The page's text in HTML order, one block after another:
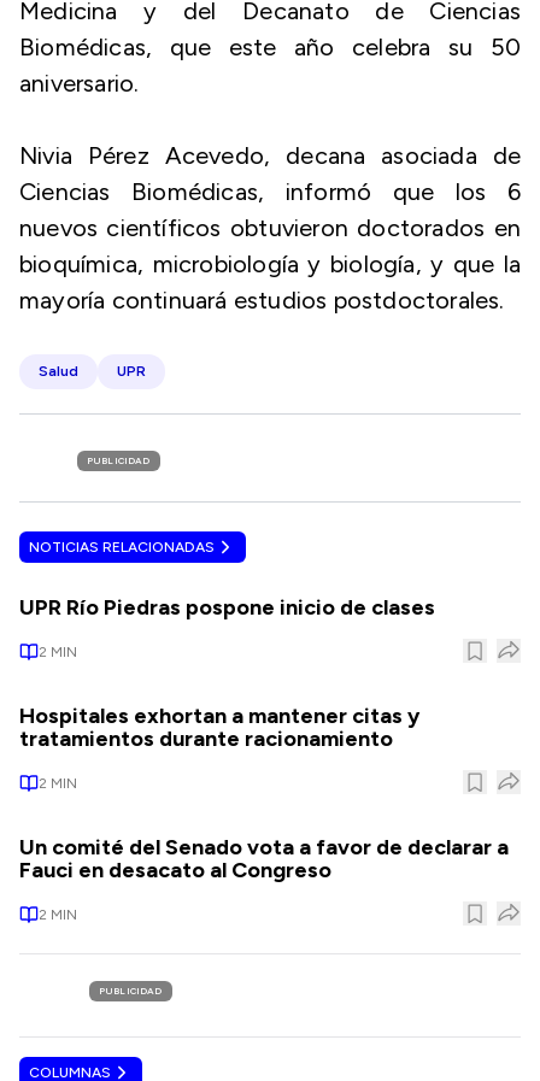
Medicina y del Decanato de Ciencias
Biomédicas, que este año celebra su 50
aniversario.
Nivia Pérez Acevedo, decana asociada de
Ciencias Biomédicas, informó que los 6
nuevos científicos obtuvieron doctorados en
bioquímica, microbiología y biología, y que la
mayoría continuará estudios postdoctorales.
Salud UPR
PUBLICIDAD
NOTICIAS RELACIONADAS
UPR Río Piedras pospone inicio de clases
2 MIN
Hospitales exhortan a mantener citas y
tratamientos durante racionamiento
2 MIN
Un comité del Senado vota a favor de declarar a
Fauci en desacato al Congreso
2 MIN
PUBLICIDAD
COLUMNAS